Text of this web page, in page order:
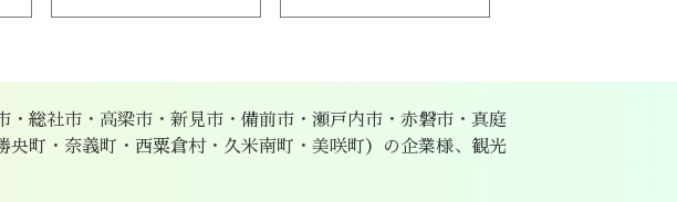
総社市・高梁市・新見市・備前市・瀬戸内市・赤磐市・真庭
町・奈義町・西粟倉村・久米南町・美咲町）の企業様、観光